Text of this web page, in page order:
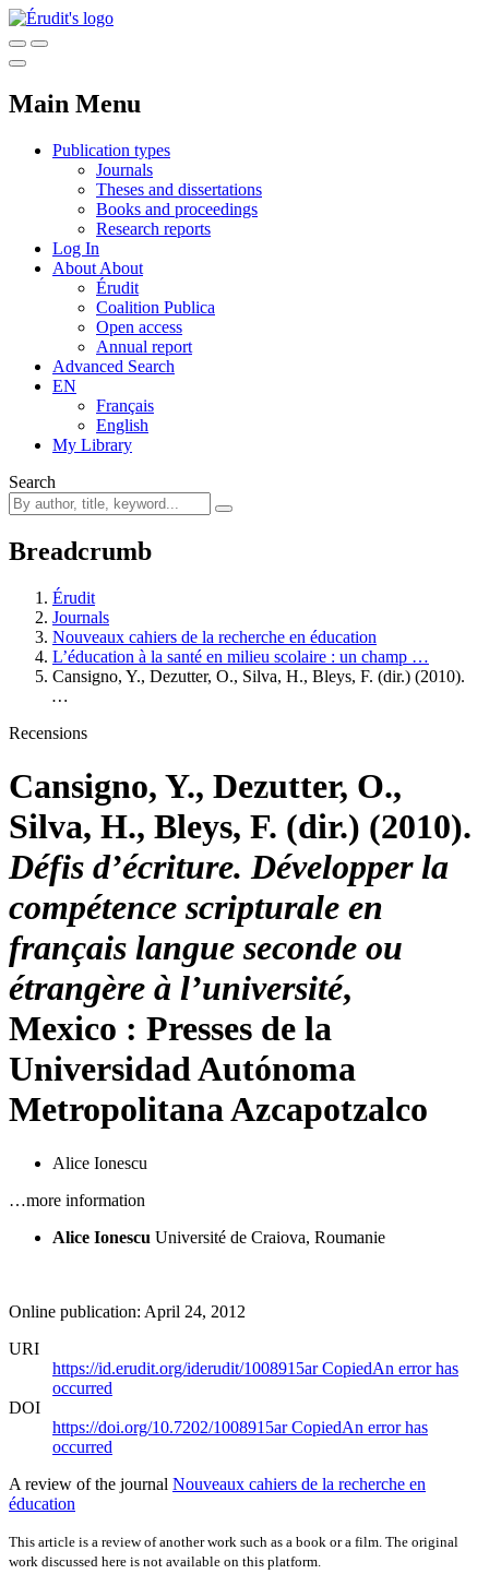
Main Menu
Publication types
Journals
Theses and dissertations
Books and proceedings
Research reports
Log In
About About
Érudit
Coalition Publica
Open access
Annual report
Advanced Search
EN
Français
English
My Library
Search
Breadcrumb
Érudit
Journals
Nouveaux cahiers de la recherche en éducation
L’éducation à la santé en milieu scolaire : un champ …
Cansigno, Y., Dezutter, O., Silva, H., Bleys, F. (dir.) (2010).
…
Recensions
Cansigno, Y., Dezutter, O.,
Silva, H., Bleys, F. (dir.) (2010).
Défis d’écriture. Développer la
compétence scripturale en
français langue seconde ou
étrangère à l’université,
Mexico : Presses de la
Universidad Autónoma
Metropolitana Azcapotzalco
Alice Ionescu
…more information
Alice Ionescu Université de Craiova, Roumanie
Online publication: April 24, 2012
URI
https://id.erudit.org/iderudit/1008915arCopiedAn error has
occurred
DOI
https://doi.org/10.7202/1008915arCopiedAn error has
occurred
A review of the journal Nouveaux cahiers de la recherche en
éducation
This article is a review of another work such as a book or a film. The original
work discussed here is not available on this platform.